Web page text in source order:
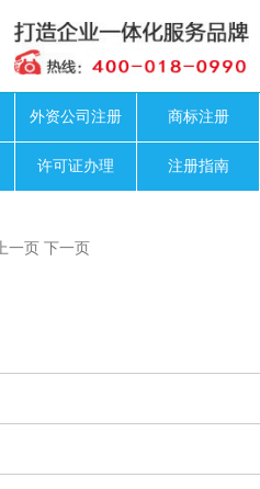
外资公司注册 商标注册
许可证办理 注册指南
上一页 下一页